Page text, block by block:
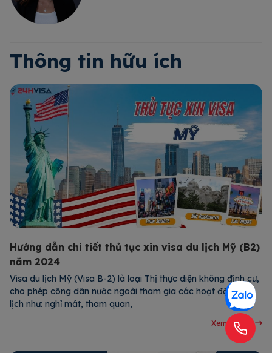
Thông tin hữu ích
Hướng dẫn chi tiết thủ tục xin visa du lịch Mỹ (B2)
năm 2024
Visa du lịch Mỹ (Visa B-2) là loại Thị thực diện không định cư,
cho phép công dân nước ngoài tham gia các hoạt động du
lịch như: nghỉ mát, tham quan,
Xem chi tiết